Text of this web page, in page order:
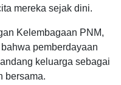
mereka sejak dini.
Kelembagaan PNM,
pemberdayaan
keluarga sebagai
bersama.